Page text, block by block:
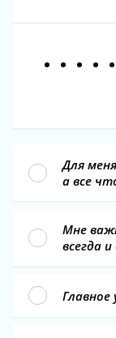
Для
а все
Мне
всегда
Главное